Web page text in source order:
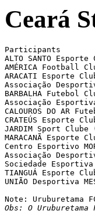
Ceará
Participants
ALTO SANTO
AMÉRICA Football
ARACATI Esporte
Associação
BARBALHA Futebol
Associação
CALOUROS DO AR
CRATEÚS Esporte
JARDIM Sport Clube
MARACANÃ Esporte
Centro Esportivo
Associação
Sociedade
TIANGUÁ Esporte
UNIÃO Desportiva
Obs: O